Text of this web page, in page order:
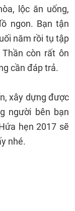
lộc ăn uống,
ngon. Bạn tận
năm rồi tụ tập
còn rất ôn
cần đáp trả.
xây dựng được
người bên bạn
hẹn 2017 sẽ
nhé.